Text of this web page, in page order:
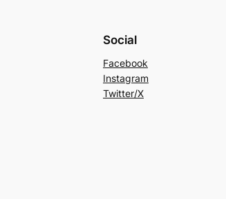
Social
Facebook
Instagram
Twitter/X